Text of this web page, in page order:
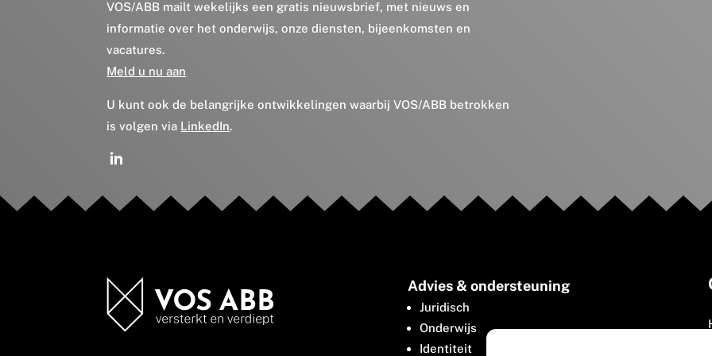
VOS/ABB mailt wekelijks een gratis nieuwsbrief, met nieuws en
informatie over het onderwijs, onze diensten, bijeenkomsten en
vacatures.
Meld u nu aan
U kunt ook de belangrijke ontwikkelingen waarbij VOS/ABB betrokken
is volgen via LinkedIn.
Advies & ondersteuning
Juridisch
Onderwijs
Identiteit